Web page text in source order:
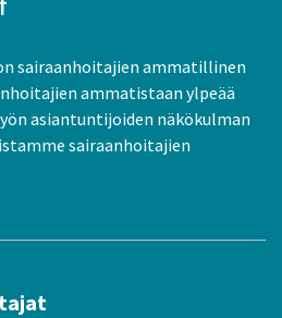
sairaanhoitajien ammatillinen
ammatistaan ylpeää
asiantuntijoiden näkökulman
sairaanhoitajien